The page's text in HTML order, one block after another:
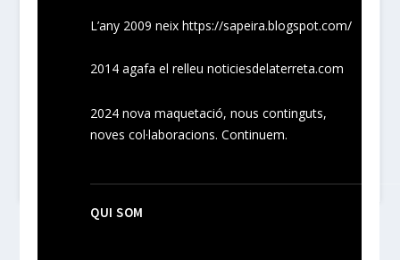
L’any 2009 neixhttps://sapeira.blogspot.com/
2014 agafa el relleu noticiesdelaterreta.com
2024nova maquetació, nouscontinguts,
novescol·laboracions. Continuem.
QUI SOM